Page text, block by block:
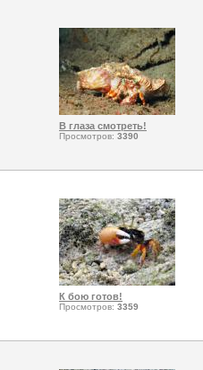
В глаза смотреть!
Просмотров: 3390
К бою готов!
Просмотров: 3359